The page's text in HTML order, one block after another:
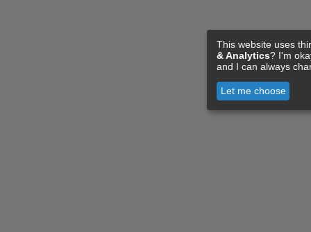
This website uses
& Analytics? I'm
and I can always
Let me choose